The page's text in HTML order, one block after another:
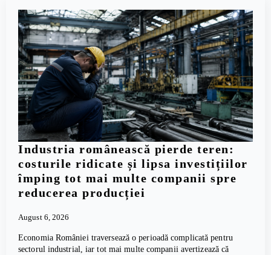
Industria românească pierde teren:
costurile ridicate și lipsa investițiilor
împing tot mai multe companii spre
reducerea producției
August 6, 2026
Economia României traversează o perioadă complicată pentru
sectorul industrial, iar tot mai multe companii avertizează că